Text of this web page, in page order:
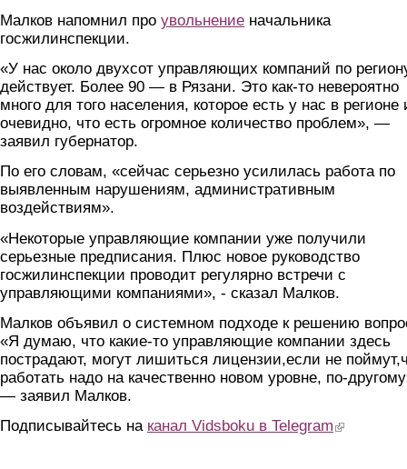
Малков напомнил про увольнение начальника
госжилинспекции.
«У нас около двухсот управляющих компаний по
действует. Более 90 — в Рязани. Это как-то невероятно
много для того населения, которое есть у нас в регионе
очевидно, что есть огромное количество проблем», —
заявил губернатор.
По его словам, «сейчас серьезно усилилась работа по
выявленным нарушениям, административным
воздействиям».
«Некоторые управляющие компании уже получили
серьезные предписания. Плюс новое руководство
госжилинспекции проводит регулярно встречи с
управляющими компаниями», - сказал Малков.
Малков объявил о системном подходе к решению
«Я думаю, что какие-то управляющие компании здесь
пострадают, могут лишиться лицензии,если не
работать надо на качественно новом уровне, по-
— заявил Малков.
Подписывайтесь на канал Vidsboku в Telegram (link is